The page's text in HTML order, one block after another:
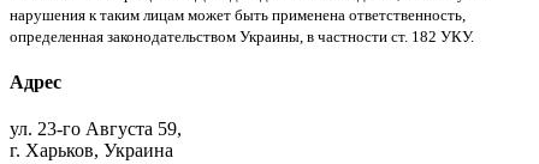
нарушения к таким лицам может быть применена ответственность,
определенная законодательством Украины, в частности ст. 182 УКУ.
Адрес
ул. 23-го Августа 59,
г. Харьков, Украина